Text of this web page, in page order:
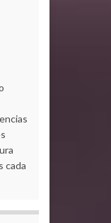
cada